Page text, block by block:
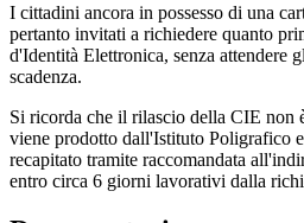
I cittadini ancora in possesso di una
pertanto invitati a richiedere quanto
d'Identità Elettronica, senza attendere
scadenza.
Si ricorda che il rilascio della CIE non
viene prodotto dall'Istituto Poligrafico
recapitato tramite raccomandata
entro circa 6 giorni lavorativi dalla